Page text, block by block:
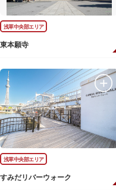
浅草中央部エリア
東本願寺
浅草中央部エリア
すみだリバーウォーク